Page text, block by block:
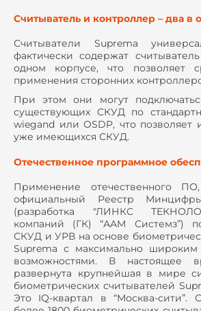
Считыватель и контроллер – два в
Считыватели Suprema
фактически содержат
одном корпусе, что позволяет
применения сторонних
При этом они могут
существующих СКУД по
wiegand или OSDP, что позволяет
уже имеющихся СКУД.
Отечественное программное
Применение отечественного
официальный Реестр
(разработка "ЛИНКС
компаний (ГК) “ААМ Системз”)
СКУД и УРВ на основе
Suprema с максимально
возможностями. В настоящее
развернута крупнейшая в мире
биометрических считывателей
Это IQ-квартал в “Москва-сити”.